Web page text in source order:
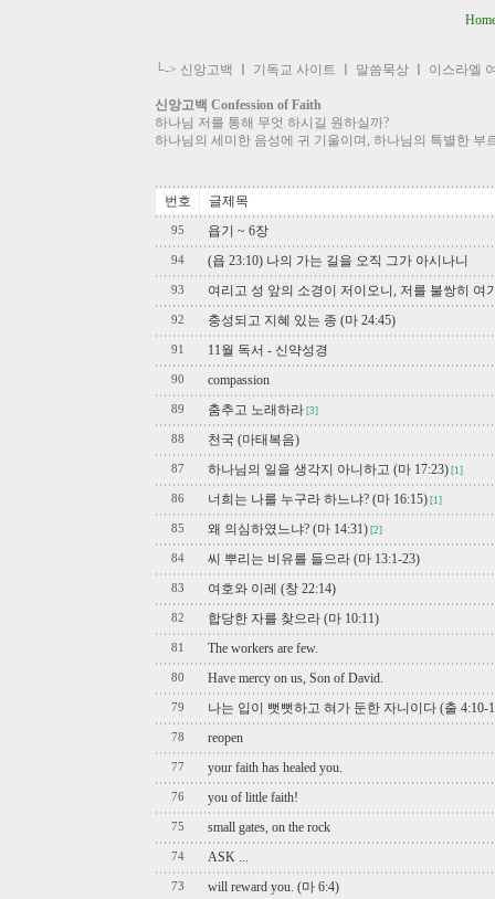
└-> 신앙고백 기독교 사이트 말씀묵상 이스라엘
신앙고백 Confession of Faith
하나님 저를 통해 무엇 하시길 원하실까?
하나님의 세미한 음성에 귀 기울이며, 하나님의 특별한 부
번호 글제목
95 욥기 ~ 6장
94 (욥 23:10) 나의 가는 길을 오직 그가 아시나니
93 여리고 성 앞의 소경이 저이오니, 저를 불쌍히 여
92 충성되고 지혜 있는 종 (마 24:45)
91 11월 독서 - 신약성경
90 compassion
89 춤추고 노래하라 [3]
88 천국 (마태복음)
87 하나님의 일을 생각지 아니하고 (마 17:23) [1]
86 너희는 나를 누구라 하느냐? (마 16:15) [1]
85 왜 의심하였느냐? (마 14:31) [2]
84 씨 뿌리는 비유를 들으라 (마 13:1-23)
83 여호와 이레 (창 22:14)
82 합당한 자를 찾으라 (마 10:11)
81 The workers are few.
80 Have mercy on us, Son of David.
79 나는 입이 뻣뻣하고 혀가 둔한 자니이다 (출 4:10-
78 reopen
77 your faith has healed you.
76 you of little faith!
75 small gates, on the rock
74 ASK ...
73 will reward you. (마 6:4)